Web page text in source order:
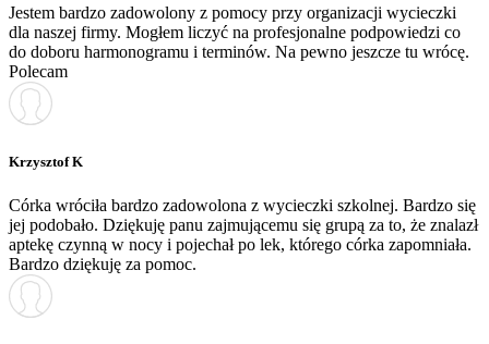
Jestem bardzo zadowolony z pomocy przy organizacji wycieczki
dla naszej firmy. Mogłem liczyć na profesjonalne podpowiedzi co
do doboru harmonogramu i terminów. Na pewno jeszcze tu wrócę.
Polecam
Krzysztof K
Córka wróciła bardzo zadowolona z wycieczki szkolnej. Bardzo się
jej podobało. Dziękuję panu zajmującemu się grupą za to, że znalazł
aptekę czynną w nocy i pojechał po lek, którego córka zapomniała.
Bardzo dziękuję za pomoc.